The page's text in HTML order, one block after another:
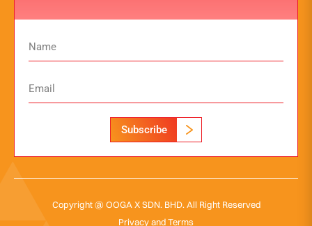
Subscribe
Copyright @ OOGA X SDN. BHD. All Right Reserved
Privacy and Terms